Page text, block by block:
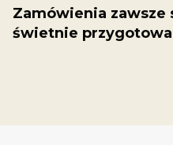
Zamówienia zawsze
świetnie